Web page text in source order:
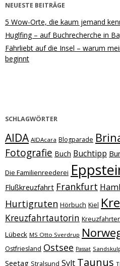
NEUESTE BEITRÄGE
5 Wow-Orte, die kaum jemand
Huglfing – auf Buchrecherche in
Fährliebt auf die Insel – warum
beginnt
SCHLAGWÖRTER
AIDA AIDAcara Blogparade
Fotografie Buch Buchtipp
Die Familienreederei
Flußkreuzfahrt Frankfurt
Hurtigruten Hörbuch Kiel
Kreuzfahrtautorin
Lübeck MS Otto Sverdrup
Ostfriesland Ostsee Passat
Seetag Stralsund Sylt Taunus